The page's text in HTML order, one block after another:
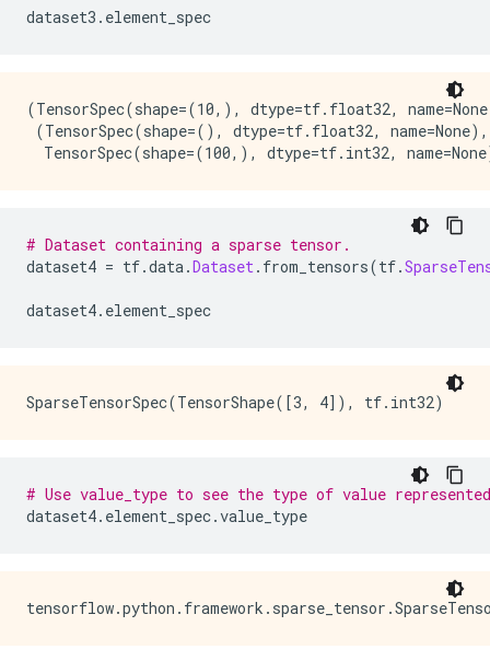
dataset3 . element_spec
(TensorSpec(shape=(10,), dtype=tf.float32,
(TensorSpec(shape=(), dtype=tf.float32, name=None),
# Dataset containing a sparse tensor.
dataset4 = tf.data.Dataset. from_tensors(tf.
dataset4. element_spec
# Use value_type to see the type of value
dataset4. element_spec.value_type